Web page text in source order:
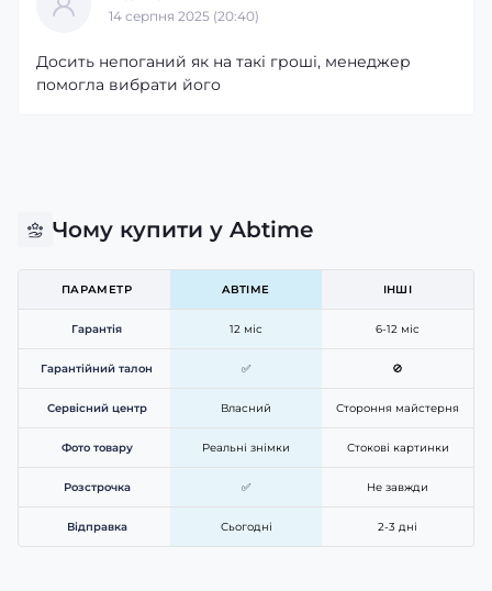
14 серпня 2025 (20:40)
Досить непоганий як на такі гроші, менеджер
помогла вибрати його
Чому купити у Abtime
ПАРАМЕТР ABTIME ІНШІ
Гарантія 12 міс 6-12 міс
Гарантійний талон ✅ 🚫
Сервісний центр Власний Стороння майстерня
Фото товару Реальні знімки Стокові картинки
Розстрочка ✅ Не завжди
Відправка Сьогодні 2-3 дні